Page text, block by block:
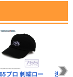
プロ 刺繍ロー 浅倉